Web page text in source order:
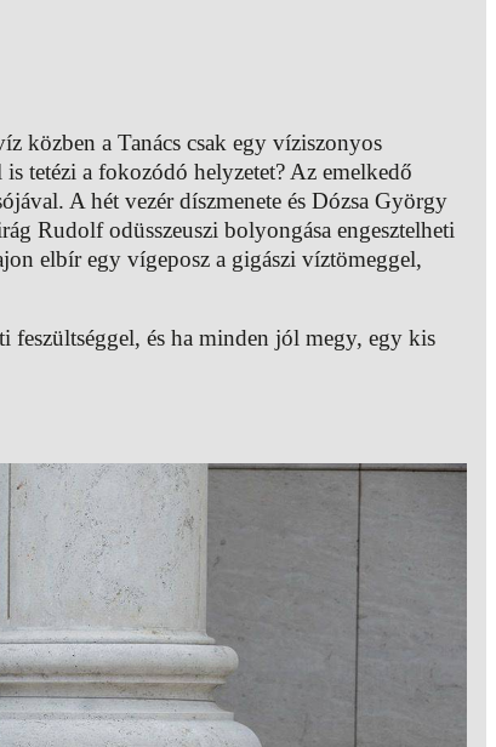
közben a Tanács csak egy víziszonyos
tetézi a fokozódó helyzetet? Az emelkedő
A hét vezér díszmenete és Dózsa György
Rudolf odüsszeuszi bolyongása engesztelheti
elbír egy vígeposz a gigászi víztömeggel,
feszültséggel, és ha minden jól megy, egy kis